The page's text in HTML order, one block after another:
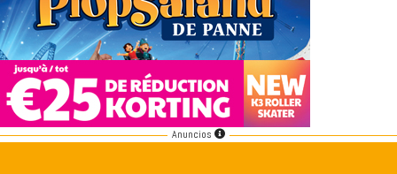
Anuncios